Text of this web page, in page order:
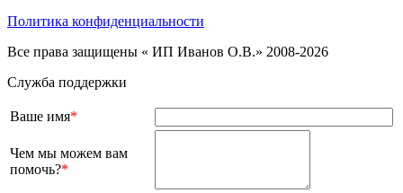
Политика конфиденциальности
Все права защищены « ИП Иванов О.В.» 2008-2026
Служба поддержки
Ваше имя*
Чем мы можем вам
помочь?*